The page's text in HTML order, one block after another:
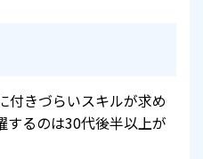
付きづらいスキルが求め
するのは30代後半以上が